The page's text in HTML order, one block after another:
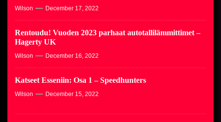
Wilson December 17, 2022
Rentoudu! Vuoden 2023 parhaat autotallilämmittimet –
Hagerty UK
Wilson December 16, 2022
Katseet Esseniin: Osa 1 – Speedhunters
Wilson December 15, 2022